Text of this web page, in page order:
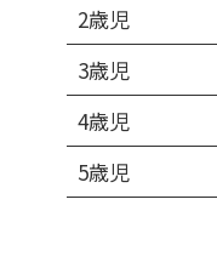
2歳児
3歳児
4歳児
5歳児